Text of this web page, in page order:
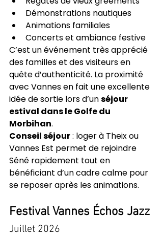
Démonstrations nautiques
Animations familiales
Concerts et ambiance festive
C’est un événement très apprécié
des familles et des visiteurs en
quête d’authenticité. La proximité
avec Vannes en fait une excellente
idée de sortie lors d’un séjour
estival dans le Golfe du
Morbihan.
Conseil séjour : loger à Theix ou
Vannes Est permet de rejoindre
Séné rapidement tout en
bénéficiant d’un cadre calme pour
se reposer après les animations.
Festival Vannes Échos Jazz
Juillet 2026